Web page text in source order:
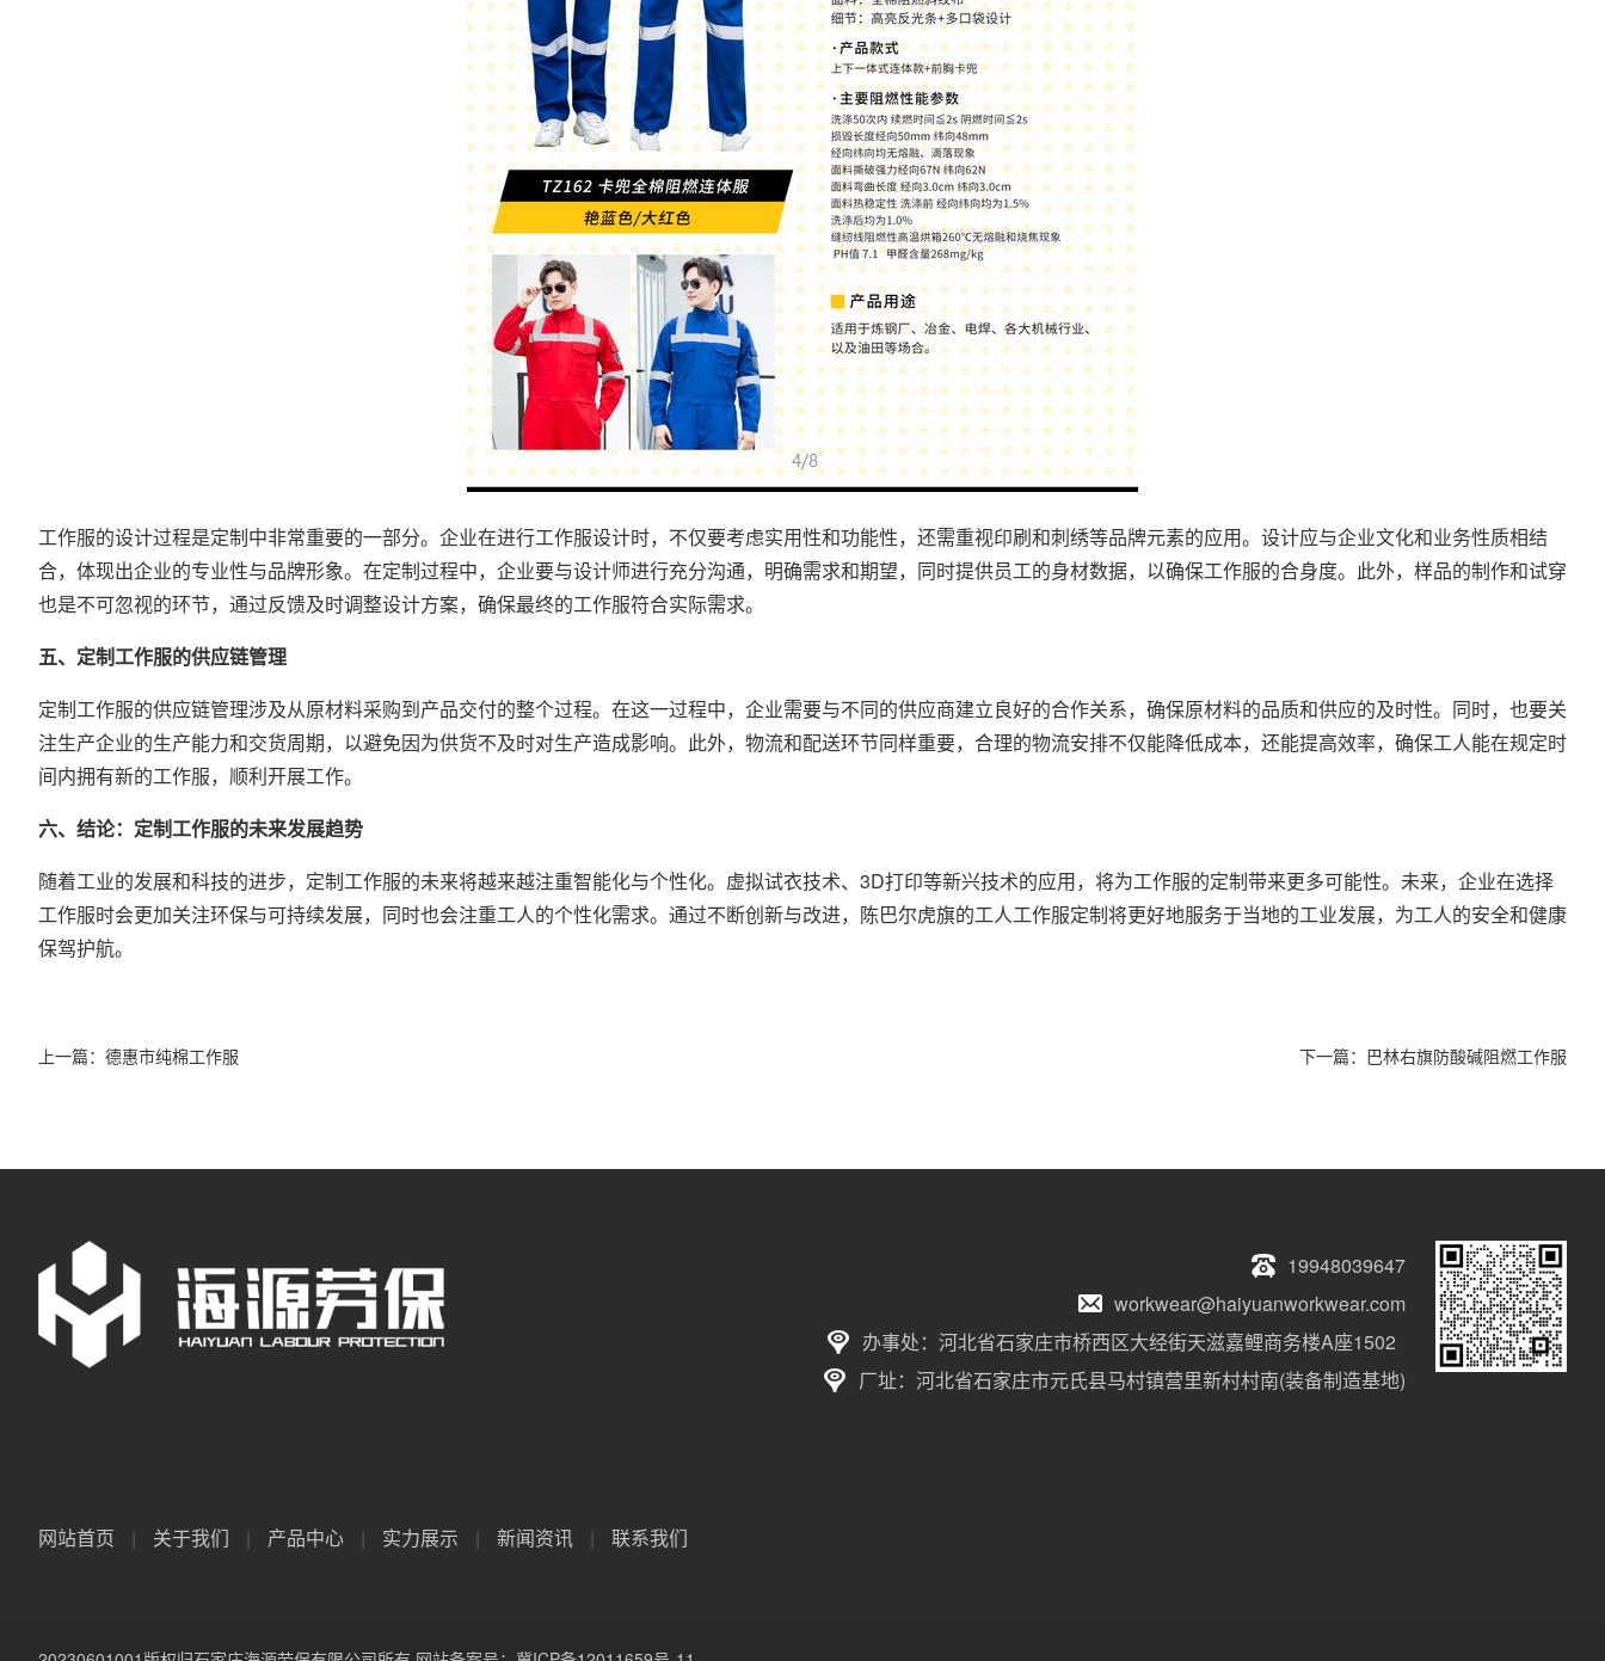
工作服的设计过程是定制中非常重要的一部分。企业在进行工作服设计时，不仅要考虑实用性和功能性，还需重视印刷和刺绣等品牌元素的应用。设计应与企业文化和业务性质相结
合，体现出企业的专业性与品牌形象。在定制过程中，企业要与设计师进行充分沟通，明确需求和期望，同时提供员工的身材数据，以确保工作服的合身度。此外，样品的制作和试穿
也是不可忽视的环节，通过反馈及时调整设计方案，确保最终的工作服符合实际需求。
五、定制工作服的供应链管理
定制工作服的供应链管理涉及从原材料采购到产品交付的整个过程。在这一过程中，企业需要与不同的供应商建立良好的合作关系，确保原材料的品质和供应的及时性。同时，也要关
注生产企业的生产能力和交货周期，以避免因为供货不及时对生产造成影响。此外，物流和配送环节同样重要，合理的物流安排不仅能降低成本，还能提高效率，确保工人能在规定时
间内拥有新的工作服，顺利开展工作。
六、结论：定制工作服的未来发展趋势
随着工业的发展和科技的进步，定制工作服的未来将越来越注重智能化与个性化。虚拟试衣技术、3D打印等新兴技术的应用，将为工作服的定制带来更多可能性。未来，企业在选择
工作服时会更加关注环保与可持续发展，同时也会注重工人的个性化需求。通过不断创新与改进，陈巴尔虎旗的工人工作服定制将更好地服务于当地的工业发展，为工人的安全和健康
保驾护航。
上一篇： 德惠市纯棉工作服 下一篇： 巴林右旗防酸碱阻燃工作服
19948039647
workwear@haiyuanworkwear.com
办事处：河北省石家庄市桥西区大经街天滋嘉鲤商务楼A座1502
厂址：河北省石家庄市元氏县马村镇营里新村村南(装备制造基地)
网站首页 | 关于我们 | 产品中心 | 实力展示 | 新闻资讯 | 联系我们